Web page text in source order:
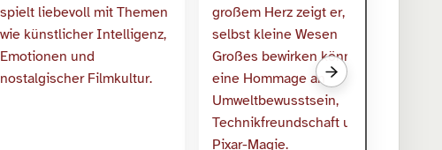
Nächste verwandte